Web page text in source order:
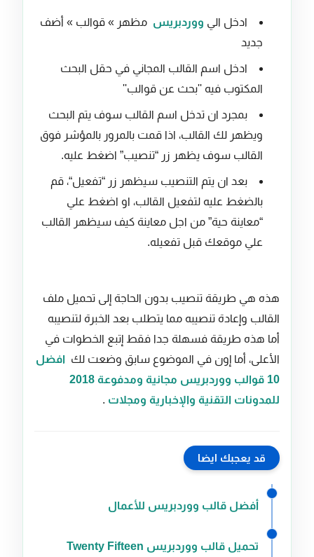
ادخل الي ووردبريس مظهر » قوالب » أضف
جديد
ادخل اسم القالب المجاني في حقل البحث
المكتوب فيه ''بحث عن قوالب''
بمجرد ان تدخل اسم القالب سوف يتم البحث
ويظهر لك القالب، اذا قمت بالمرور بالمؤشر فوق
القالب سوف يظهر زر “تنصيب” اضغط عليه.
بعد ان يتم التنصيب سيظهر زر “تفعيل“، قم
بالضغط عليه لتفعيل القالب، او اضغط علي
“معاينة حية” من اجل معاينة كيف سيظهر القالب
علي موقعك قبل تفعيله.
هذه هي طريقة تنصيب بدون الحاجة إلى تحميل ملف
القالب وإعادة تنصيبه مما يتطلب بعد الخبرة لتنصيبه
أما هذه طريقة فسهلة جدا فقط إتبع الخطوات في
الأعلى، أما إون في الموضوع سابق وضعت لك افضل
10 قوالب ووردبريس مجانية ومدفوعة 2018
للمدونات التقنية والإخبارية ومجلات .
قد يعجبك ايضا
أفضل قالب ووردبريس للأعمال
تحميل قالب ووردبريس Twenty Fifteen